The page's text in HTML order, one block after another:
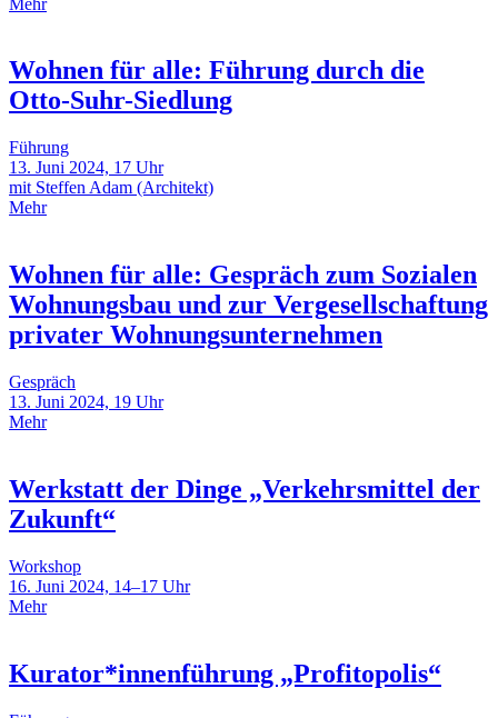
Wohnen für alle: Führung durch die
Otto-Suhr-Siedlung
Führung
13. Juni 2024, 17 Uhr
mit Steffen Adam (Architekt)
Mehr
Wohnen für alle: Gespräch zum Sozialen
Wohnungsbau und zur Vergesellschaftung
privater Wohnungsunternehmen
Gespräch
13. Juni 2024, 19 Uhr
Mehr
Werkstatt der Dinge „Verkehrsmittel der
Zukunft“
Workshop
16. Juni 2024, 14–17 Uhr
Mehr
Kurator*innenführung „Profitopolis“